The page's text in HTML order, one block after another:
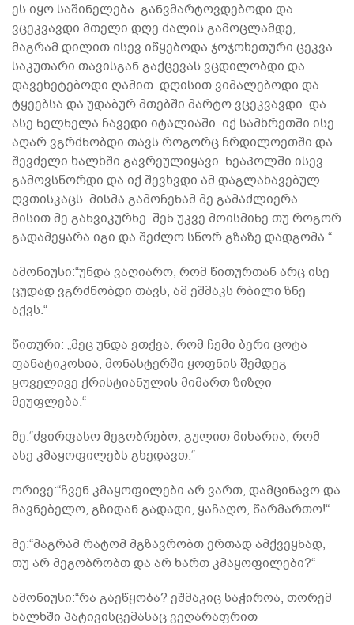
ეს იყო საშინელება. განვმარტოვდებოდი და
ვცეკვავდი მთელი დღე ძალის გამოცლამდე,
მაგრამ დილით ისევ იწყებოდა ჯოჯოხეთური ცეკვა.
საკუთარი თავისგან გაქცევას ვცდილობდი და
დავეხეტებოდი ღამით. დღისით ვიმალებოდი და
ტყეებსა და უდაბურ მთებში მარტო ვცეკვავდი. და
ასე ნელნელა ჩავედი იტალიაში. იქ სამხრეთში ისე
აღარ ვგრძნობდი თავს როგორც ჩრდილოეთში და
შევძელი ხალხში გავრეულიყავი. ნეაპოლში ისევ
გამოვსწორდი და იქ შევხვდი ამ დაგლახავებულ
ღვთისკაცს. მისმა გამოჩენამ მე გამაძლიერა.
მისით მე განვიკურნე. შენ უკვე მოისმინე თუ როგორ
გადამეყარა იგი და შეძლო სწორ გზაზე დადგომა.“
ამონიუსი:“უნდა ვაღიარო, რომ წითურთან არც ისე
ცუდად ვგრძნობდი თავს, ამ ეშმაკს რბილი ზნე
აქვს.“
წითური: „მეც უნდა ვთქვა, რომ ჩემი ბერი ცოტა
ფანატიკოსია, მონასტერში ყოფნის შემდეგ
ყოველივე ქრისტიანულის მიმართ ზიზღი
მეუფლება.“
მე:“ძვირფასო მეგობრებო, გულით მიხარია, რომ
ასე კმაყოფილებს გხედავთ.“
ორივე:“ჩვენ კმაყოფილები არ ვართ, დამცინავო და
მავნებელო, გზიდან გადადი, ყაჩაღო, წარმართო!“
მე:“მაგრამ რატომ მგზავრობთ ერთად ამქვეყნად,
თუ არ მეგობრობთ და არ ხართ კმაყოფილები?“
ამონიუსი:“რა გაეწყობა? ეშმაკიც საჭიროა, თორემ
ხალხში პატივისცემასაც ვეღარაფრით